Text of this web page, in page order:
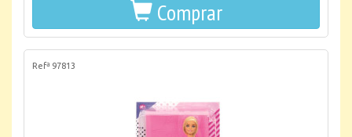
Comprar
Refª 97813